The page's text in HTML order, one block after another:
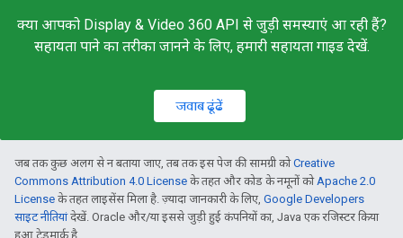
क्या आपको Display & Video 360 API से जुड़ी समस्याएं आ रही हैं?
सहायता पाने का तरीका जानने के लिए, हमारी सहायता गाइड देखें.
जवाब ढूंढें
जब तक कुछ अलग से न बताया जाए, तब तक इस पेज की सामग्री कोCreative
Commons Attribution 4.0 License के तहत और कोड के नमूनों कोApache 2.0
License के तहत लाइसेंस मिला है. ज़्यादा जानकारी के लिए, Google Developers
साइट नीतियांदेखें. Oracle और/या इससे जुड़ी हुई कंपनियों का, Java एक रजिस्टर किया
हुआ ट्रेडमार्क है.